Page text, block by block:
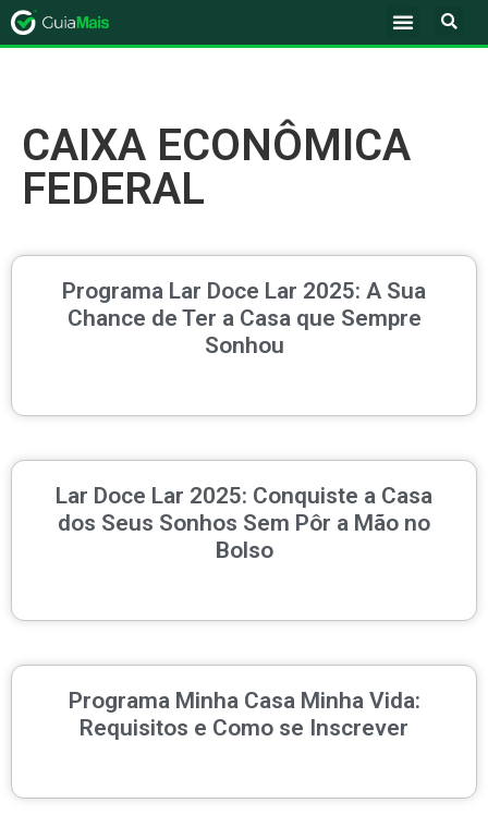
CAIXA ECONÔMICA
FEDERAL
Programa Lar Doce Lar 2025: A Sua
Chance de Ter a Casa que Sempre
Sonhou
Lar Doce Lar 2025: Conquiste a Casa
dos Seus Sonhos Sem Pôr a Mão no
Bolso
Programa Minha Casa Minha Vida:
Requisitos e Como se Inscrever